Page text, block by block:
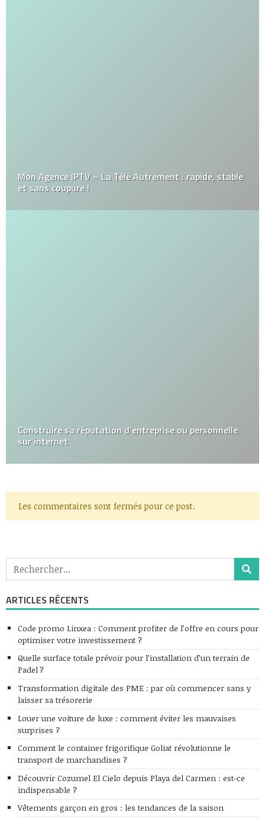
Mon Agence IPTV – La Télé Autrement : rapide, stable
et sans coupure !
Construire sa réputation d’entreprise ou personnelle
sur internet
Les commentaires sont fermés pour ce post.
ARTICLES RÉCENTS
Code promo Linxea : Comment profiter de l’offre en cours pour
optimiser votre investissement ?
Quelle surface totale prévoir pour l’installation d’un terrain de
Padel ?
Transformation digitale des PME : par où commencer sans y
laisser sa trésorerie
Louer une voiture de luxe : comment éviter les mauvaises
surprises ?
Comment le container frigorifique Goliat révolutionne le
transport de marchandises ?
Découvrir Cozumel El Cielo depuis Playa del Carmen : est-ce
indispensable ?
Vêtements garçon en gros : les tendances de la saison